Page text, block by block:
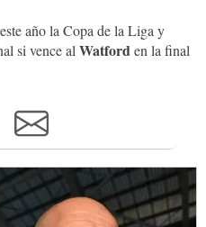
año la Copa de la Liga y
si vence al Watforden la final